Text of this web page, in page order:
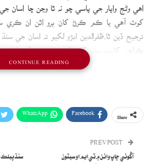
اھي وڻج واپار جي پاسي ڇو نه ٿا وڃن ڇا اسان
کوٽ آهي يا ڪم ڪرڻ کان ٻرو اٿن ان ڪري
ترجيح ڏين ٿا،ظفرالدين ابڙو لکيو ته اسان جي
ڪراچي کانپوءِ سڀ کان وڏو ڪاروبار سنڌ پبلڪ
Facebook
WhatsApp
آڱوٺي ڇاپ واٺن ۾ ٽي ايم او سيٽون
سنڌ